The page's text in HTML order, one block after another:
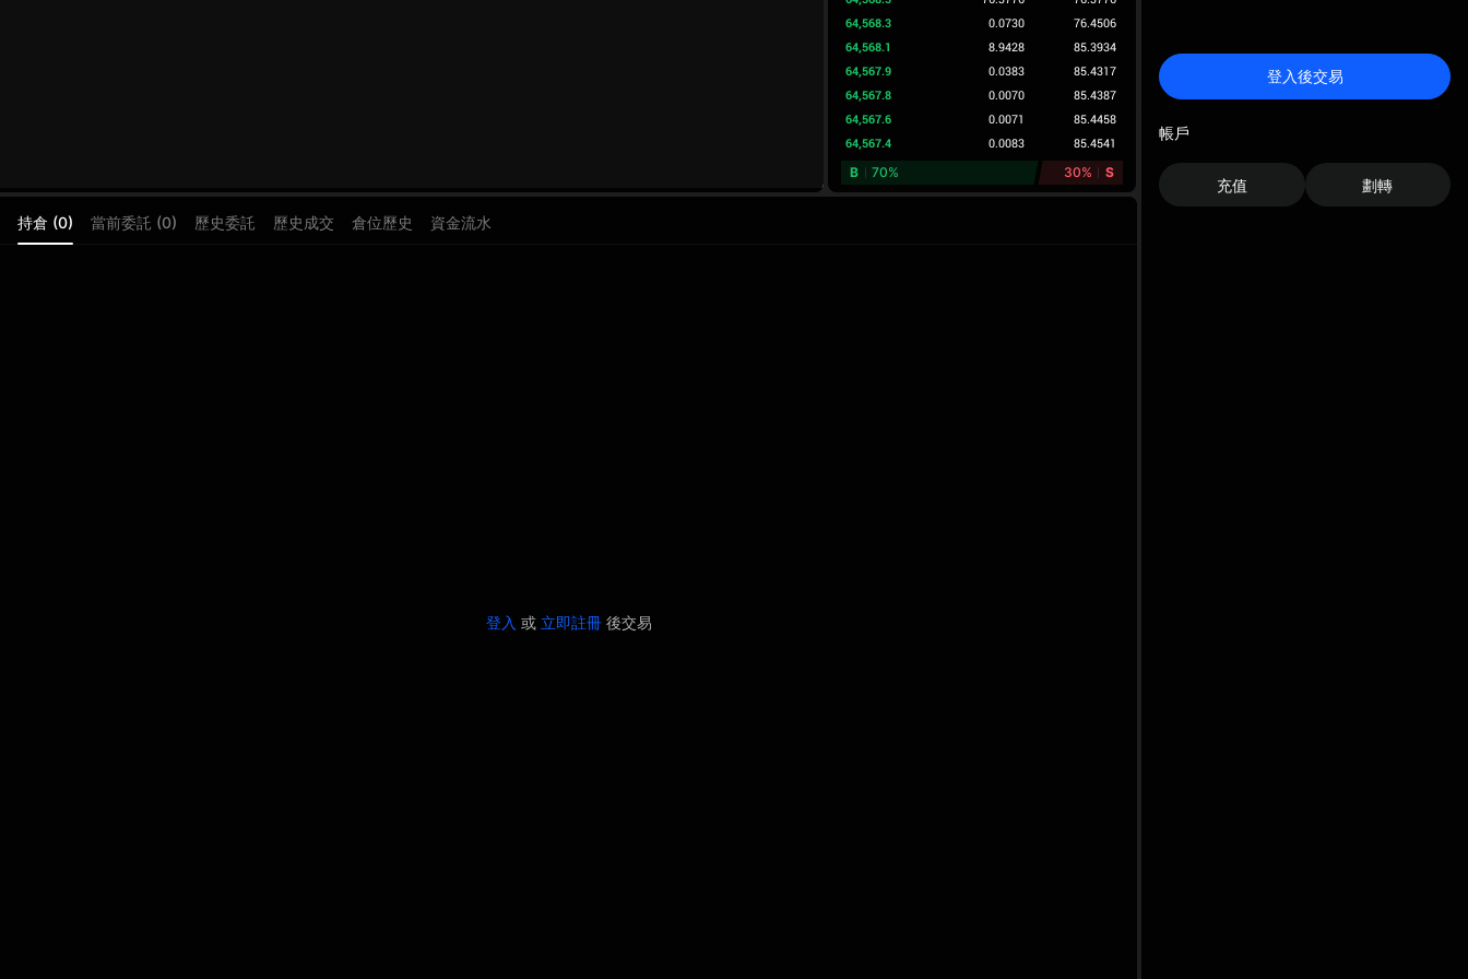
64,568.3
0.0730
76.4506
64,568.1
8.9428
85.3934
64,567.9
0.0383
85.4317
64,567.8
0.0070
85.4387
64,567.6
0.0071
85.4458
64,567.4
0.0083
85.4541
B
70% 30% S
登入後交易
帳戶
充值 劃轉
持倉 (0) 當前委託 (0) 歷史委託 歷史成交 倉位歷史 資金流水
登入 或 立即註冊 後交易